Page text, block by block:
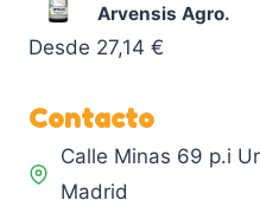
Arvensis Agro.
Desde 27,14 €
Contacto
Calle Minas 69 p.i
Madrid